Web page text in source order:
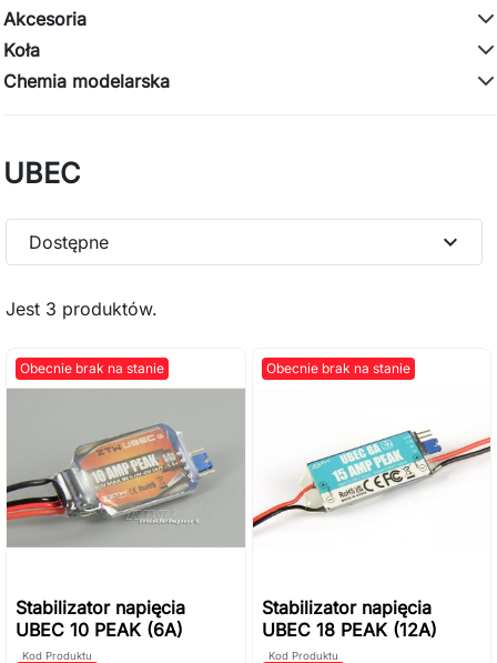
Akcesoria
Koła
Chemia modelarska
UBEC
Jest 3 produktów.
Dostępne expand_more
Obecnie brak na stanie
Stabilizator napięcia
UBEC 10 PEAK (6A)
Kod Produktu
Obecnie brak na stanie
Stabilizator napięcia
UBEC 18 PEAK (12A)
Kod Produktu